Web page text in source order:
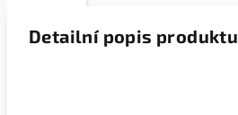
Detailní popis produktu